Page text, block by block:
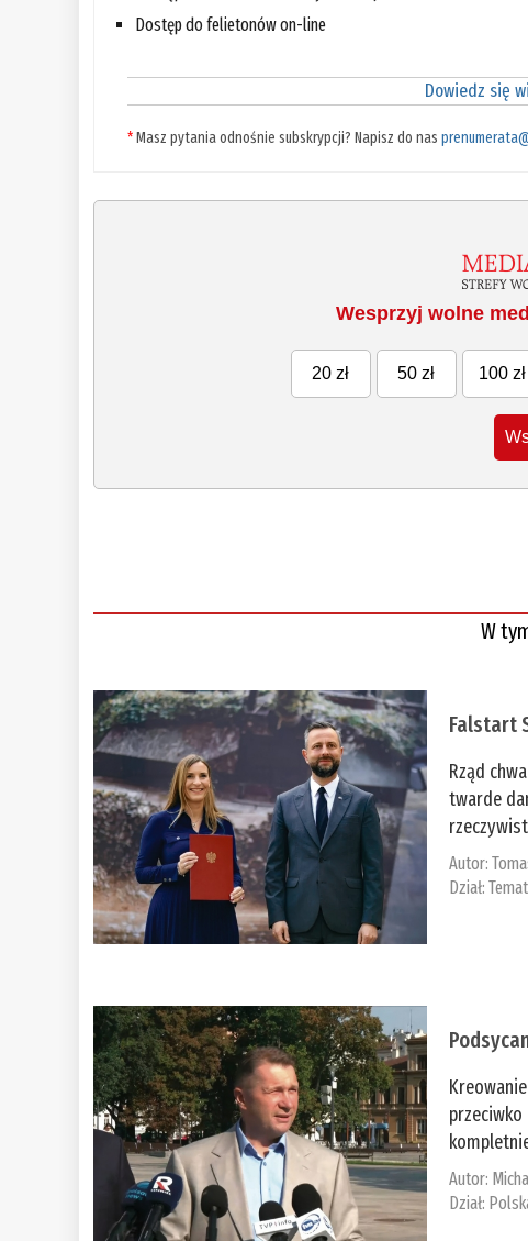
Dostęp do felietonów on-line
Dowiedz się
*Masz pytania odnośnie subskrypcji? Napisz do nas
Wesprzyj wolne
20 zł 50 zł 100 zł
W
Falstart
Rząd
twarde
Autor:
Dział:
Autor:
Dział: